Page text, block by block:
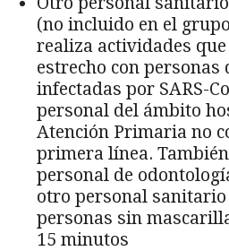
(no incluido en el
realiza actividades
estrecho con personas
infectadas por SARS-
personal del ámbito
Atención Primaria no
primera línea.
personal de
otro personal sanitario
personas sin
15 minutos